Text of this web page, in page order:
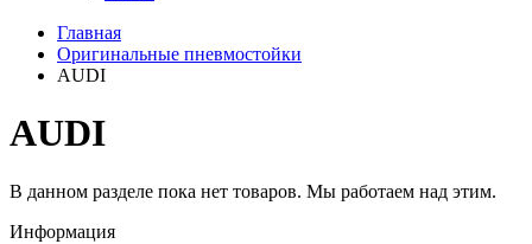
Главная
Оригинальные пневмостойки
AUDI
AUDI
В данном разделе пока нет товаров. Мы работаем над этим.
Информация